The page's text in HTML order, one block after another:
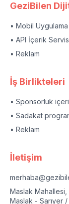
GeziBilen
• Mobil Uygulama
• API İçerik
• Reklam
İş Birlikteleri
• Sponsorluk
• Sadakat
• Reklam
İletişim
Maslak Mahallesi,
Maslak - Sarıyer